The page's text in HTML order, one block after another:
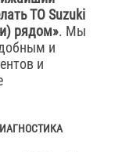
ТО Suzuki
рядом». Мы
и
и